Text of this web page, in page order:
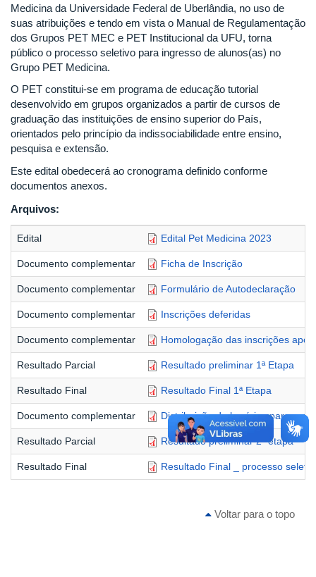
Medicina da Universidade Federal de Uberlândia, no uso de
suas atribuições e tendo em vista o Manual de Regulamentação
dos Grupos PET MEC e PET Institucional da UFU, torna
público o processo seletivo para ingresso de alunos(as) no
Grupo PET Medicina.
O PET constitui-se em programa de educação tutorial
desenvolvido em grupos organizados a partir de cursos de
graduação das instituições de ensino superior do País,
orientados pelo princípio da indissociabilidade entre ensino,
pesquisa e extensão.
Este edital obedecerá ao cronograma definido conforme
documentos anexos.
Arquivos:
Edital Edital Pet Medicina 2023
Documento complementar Ficha de Inscrição
Documento complementar Formulário de Autodeclaração
Documento complementar Inscrições deferidas
Documento complementar Homologação das inscrições
Resultado Parcial Resultado preliminar 1ª Etapa
Resultado Final Resultado Final 1ª Etapa
Documento complementar Distribuição de horários para
Resultado Parcial Resultado preliminar 2ª etapa
Resultado Final Resultado Final _ processo
Voltar para o topo